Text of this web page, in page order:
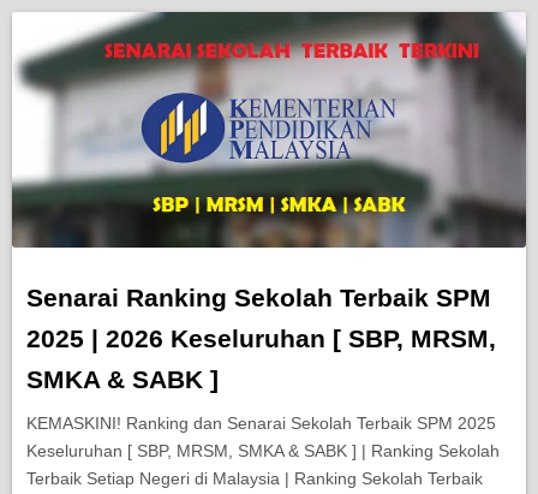
Senarai Ranking Sekolah Terbaik SPM
2025 | 2026 Keseluruhan [ SBP, MRSM,
SMKA & SABK ]
KEMASKINI! Ranking dan Senarai Sekolah Terbaik SPM 2025
Keseluruhan [ SBP, MRSM, SMKA & SABK ] | Ranking Sekolah
Terbaik Setiap Negeri di Malaysia | Ranking Sekolah Terbaik